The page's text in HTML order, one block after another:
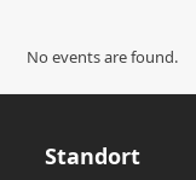
No events are found.
Standort